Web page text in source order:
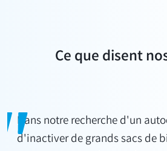
Ce que disent
Dans notre recherche d'un
d'inactiver de grands sacs de